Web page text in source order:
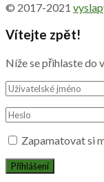
© 2017-2021
Vítejte zpět!
Níže se přihlaste do
Zapamatovat si